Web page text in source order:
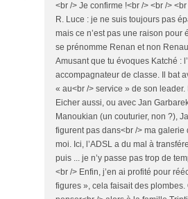
<br /> Je confirme !<br /> <br />
R. Luce : je ne suis toujours pas
mais ce n’est pas une raison pour
se prénomme Renan et non
Amusant que tu évoques Katché :
accompagnateur de classe. Il bat
« au<br /> service » de son
Eicher aussi, ou avec Jan
Manoukian (un couturier, non ?),
figurent pas dans<br /> ma galerie
moi. Ici, l’ADSL a du mal à
puis ... je n’y passe pas trop de
<br /> Enfin, j’en ai profité pour
figures », cela faisait des plombes.